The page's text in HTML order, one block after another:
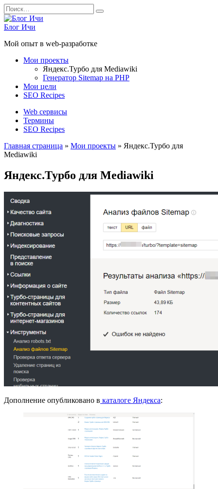
Перейти
к
содержанию
Search
for:
Блог Ичи
Мой опыт в web-разработке
Мои проекты
Яндекс.Турбо для Mediawiki
Генератор Sitemap на PHP
Мои цели
SEO Recipes
Web сервисы
Термины
SEO Recipes
Главная страница » Мои проекты » Яндекс.Турбо для
Mediawiki
Яндекс.Турбо для Mediawiki
Дополнение опубликовано в каталоге Яндекса: